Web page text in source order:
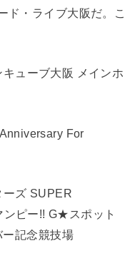
ド・ライブ大阪だ。こ
ューブ大阪 メインホ
For
ーズ SUPER
ピー!! G★スポット
記念競技場